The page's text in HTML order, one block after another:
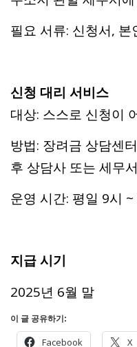
필요 서류: 신청서,
신청 대리 서비스
대상: 스스로 신청이
방법: 장려금 상담센
후 상담사 또는 세무
운영 시간: 평일 9시
지급 시기
2025년 6월 말
이 글 공유하기:
Facebook X